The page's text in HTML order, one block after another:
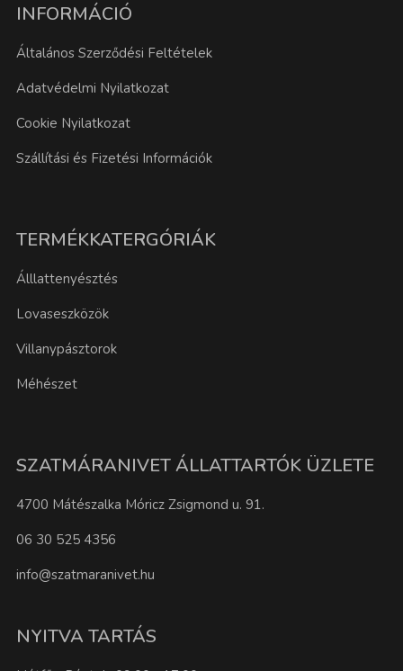
INFORMÁCIÓ
Általános Szerződési Feltételek
Adatvédelmi Nyilatkozat
Cookie Nyilatkozat
Szállítási és Fizetési Információk
TERMÉKKATERGÓRIÁK
Álllattenyésztés
Lovaseszközök
Villanypásztorok
Méhészet
SZATMÁRANIVET ÁLLATTARTÓK ÜZLETE
4700 Mátészalka Móricz Zsigmond u. 91.
06 30 525 4356
info@szatmaranivet.hu
NYITVA TARTÁS